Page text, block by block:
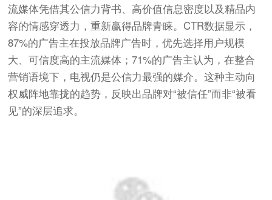
流媒体凭借其公信力背书、高价值信息密度以及精品内
容的情感穿透力，重新赢得品牌青睐。CTR数据显示，
87%的广告主在投放品牌广告时，优先选择用户规模
大、可信度高的主流媒体；71%的广告主认为，在整合
营销语境下，电视仍是公信力最强的媒介。这种主动向
权威阵地靠拢的趋势，反映出品牌对“被信任”而非“被看
见”的深层追求。